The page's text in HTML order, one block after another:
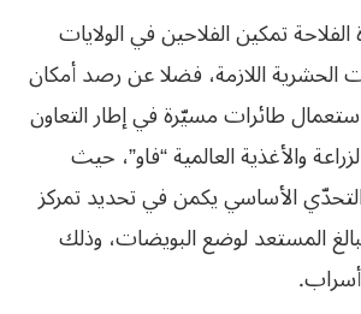
تمكين الفلاحين في الولايات
الحشرية اللازمة، فضلا عن رصد أمكان
طائرات مسيّرة في إطار التعاون
والأغذية العالمية “فاو”، حيث
الأساسي يكمن في تحديد تمركز
المستعد لوضع البويضات، وذلك